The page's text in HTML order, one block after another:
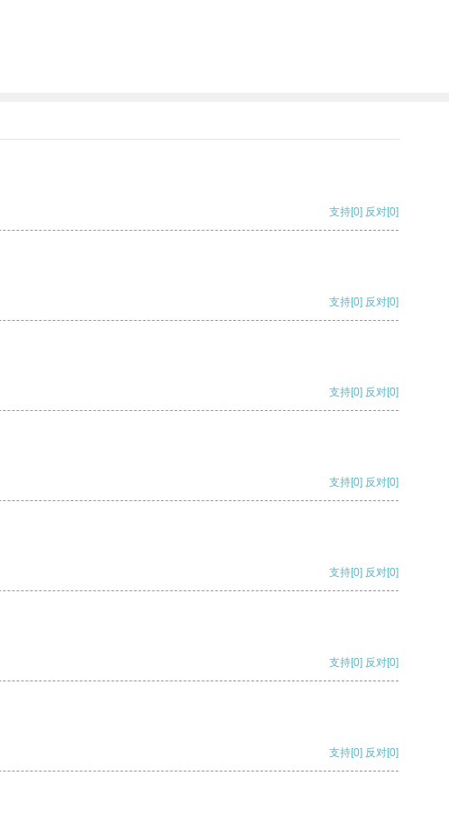
支持[0] 反对[0]
支持[0] 反对[0]
支持[0] 反对[0]
支持[0] 反对[0]
支持[0] 反对[0]
支持[0] 反对[0]
支持[0] 反对[0]